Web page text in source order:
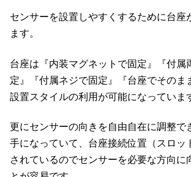
センサーを設置しやすくするために台座
ます。
台座は『内装マグネットで固定』『付属
定』『付属ネジで固定』『台座でそのま
設置スタイルの利用が可能になっていま
更にセンサーの向きを自由自在に調整で
手になっていて、台座接続位置（スロッ
されているのでセンサーを必要な方向に